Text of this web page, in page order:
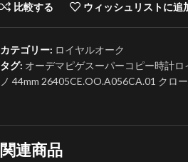
比較する ウィッシュリストに追
カテゴリー: ロイヤルオーク
タグ: オーデマピゲスーパーコピー時計
ノ 44mm 26405CE.OO.A056CA.01 クロ
関連商品